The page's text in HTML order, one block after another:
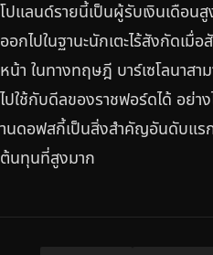
โปแลนด์รายนี้เป็นผู้รับเงินเดือน
ออกไปในฐานะนักเตะไร้สังกัดเมื่
หน้า ในทางทฤษฎี บาร์เซโลนาสา
ไปใช้กับดีลของราชฟอร์ดได้ อย่า
านดอฟสกี้เป็นสิ่งสำคัญอันดับแรก
ต้นทุนที่สูงมาก